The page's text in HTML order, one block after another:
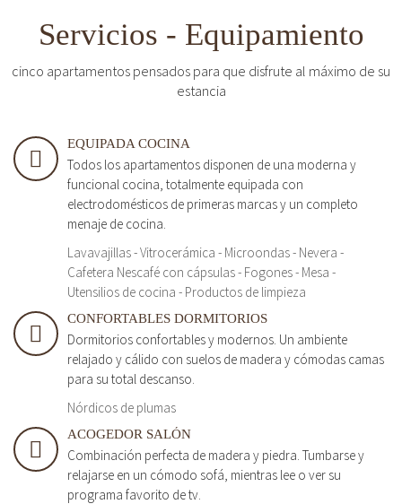
Servicios - Equipamiento
cinco apartamentos pensados para que disfrute al máximo de su
estancia
EQUIPADA COCINA
Todos los apartamentos disponen de una moderna y
funcional cocina, totalmente equipada con
electrodomésticos de primeras marcas y un completo
menaje de cocina.
Lavavajillas - Vitrocerámica - Microondas - Nevera -
Cafetera Nescafé con cápsulas - Fogones - Mesa -
Utensilios de cocina - Productos de limpieza
CONFORTABLES DORMITORIOS
Dormitorios confortables y modernos. Un ambiente
relajado y cálido con suelos de madera y cómodas camas
para su total descanso.
Nórdicos de plumas
ACOGEDOR SALÓN
Combinación perfecta de madera y piedra. Tumbarse y
relajarse en un cómodo sofá, mientras lee o ver su
programa favorito de tv.